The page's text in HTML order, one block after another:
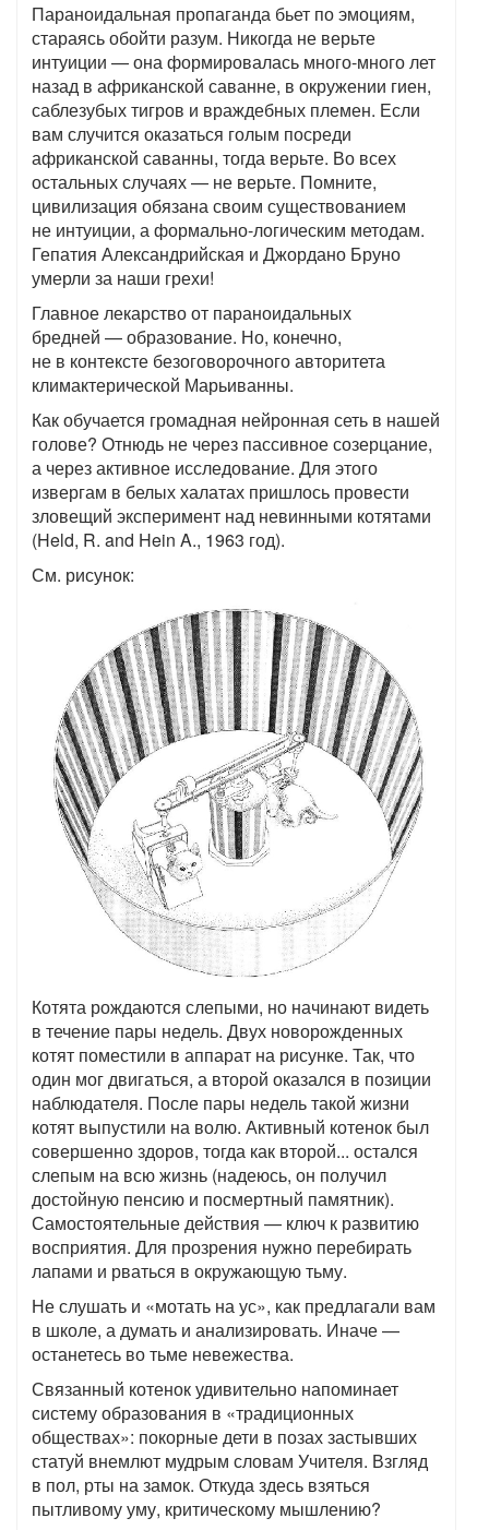
Параноидальная пропаганда бьет по эмоциям,
стараясь обойти разум. Никогда не верьте
интуиции — она формировалась много-много лет
назад в африканской саванне, в окружении гиен,
саблезубых тигров и враждебных племен. Если
вам случится оказаться голым посреди
африканской саванны, тогда верьте. Во всех
остальных случаях — не верьте. Помните,
цивилизация обязана своим существованием
не интуиции, а формально-логическим методам.
Гепатия Александрийская и Джордано Бруно
умерли за наши грехи!
Главное лекарство от параноидальных
бредней — образование. Но, конечно,
не в контексте безоговорочного авторитета
климактерической Марьиванны.
Как обучается громадная нейронная сеть в нашей
голове? Отнюдь не через пассивное созерцание,
а через активное исследование. Для этого
извергам в белых халатах пришлось провести
зловещий эксперимент над невинными котятами
(Held, R. and Hein A., 1963 год).
См. рисунок:
Котята рождаются слепыми, но начинают видеть
в течение пары недель. Двух новорожденных
котят поместили в аппарат на рисунке. Так, что
один мог двигаться, а второй оказался в позиции
наблюдателя. После пары недель такой жизни
котят выпустили на волю. Активный котенок был
совершенно здоров, тогда как второй... остался
слепым на всю жизнь (надеюсь, он получил
достойную пенсию и посмертный памятник).
Самостоятельные действия — ключ к развитию
восприятия. Для прозрения нужно перебирать
лапами и рваться в окружающую тьму.
Не слушать и «мотать на ус», как предлагали вам
в школе, а думать и анализировать. Иначе —
останетесь во тьме невежества.
Связанный котенок удивительно напоминает
систему образования в «традиционных
обществах»: покорные дети в позах застывших
статуй внемлют мудрым словам Учителя. Взгляд
в пол, рты на замок. Откуда здесь взяться
пытливому уму, критическому мышлению?